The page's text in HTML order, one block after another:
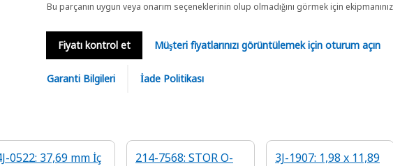
Bu parçanın uygun veya onarım seçeneklerinin olup olmadığını görmek için
Fiyatı kontrol et Müşteri fiyatlarınızı görüntülemek için oturum açın
Garanti Bilgileri İade Politikası
0522: 37,69 mm İç
214-7568: STOR O-
3J-1907: 1,98 x 11,89